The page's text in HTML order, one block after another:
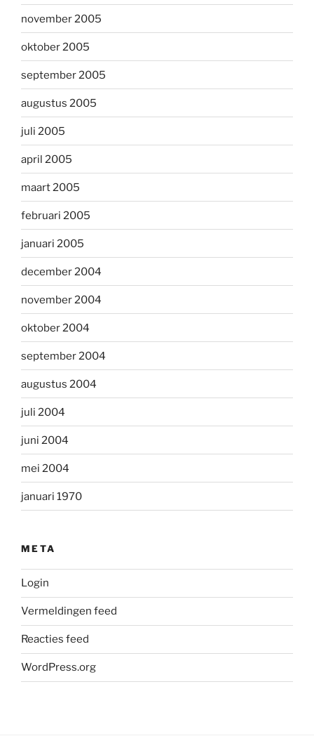
november 2005
oktober 2005
september 2005
augustus 2005
juli 2005
april 2005
maart 2005
februari 2005
januari 2005
december 2004
november 2004
oktober 2004
september 2004
augustus 2004
juli 2004
juni 2004
mei 2004
januari 1970
META
Login
Vermeldingen feed
Reacties feed
WordPress.org